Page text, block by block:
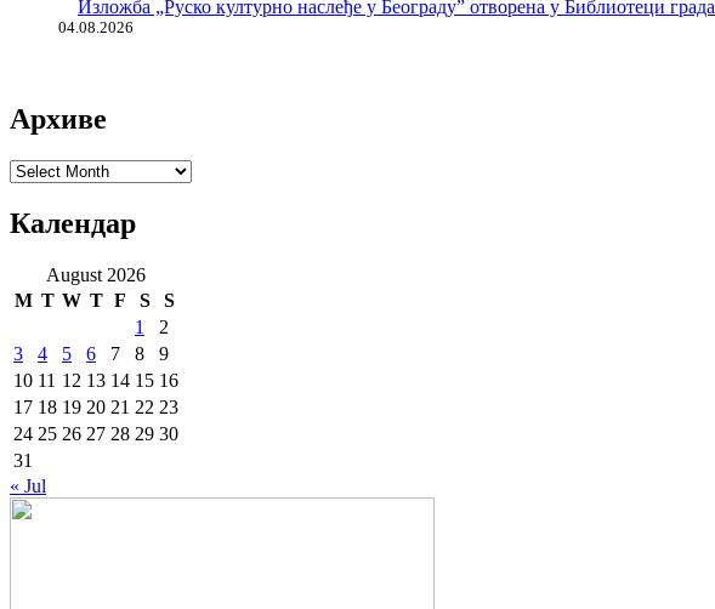
Изложба „Руско културно наслеђе у Београду” отворена у Библиотеци града
04.08.2026
Архиве
Архиве
Календар
August 2026
M T W T F S
S
1
2
3
4 5 6 7 8
9
10 11 12 13 14 15 16
17 18 19 20 21 22 23
24 25 26 27 28 29 30
31
« Jul